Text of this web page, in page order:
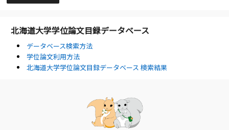
北海道大学学位論文目録データベース
データベース検索方法
学位論文利用方法
北海道大学学位論文目録データベース 検索結果